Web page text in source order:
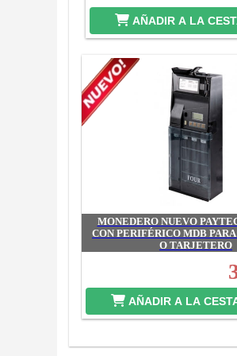
AÑADIR A LA
MONEDERO NUEVO
CON PERIFÉRICO MDB
O TARJETERO
AÑADIR A LA